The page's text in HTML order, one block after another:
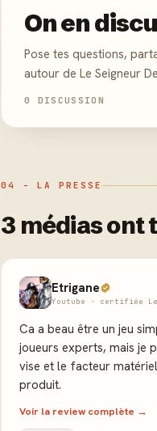
On en
Pose tes questions,
autour de Le Seigneur
0 DISCUSSION
04 - LA PRESSE
3 médias ont
Etrigane
Youtube · certifiée
Ca a beau être un jeu
joueurs experts, mais je
vise et le facteur
produit.
Voir la review complète →